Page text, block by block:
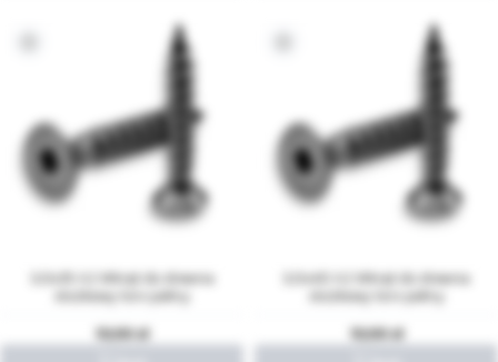
3,0x35 A2 Wkręt do drewna
stożkowy torx pełny
10,00
3,0x40 A2 Wkręt do drewna
stożkowy torx pełny
10,00